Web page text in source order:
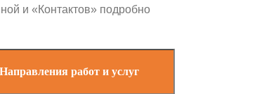
и «Контактов» подробно
Направления работ и услуг